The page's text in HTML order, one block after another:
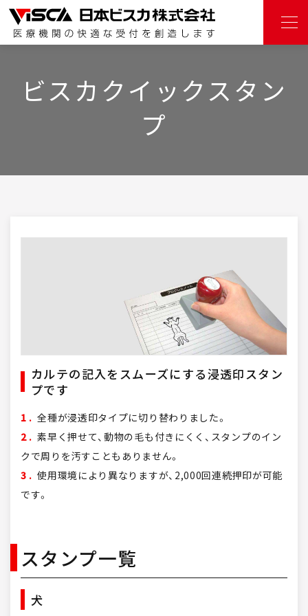
ビスカクイックスタン
プ
カルテの記入をスムーズにする浸透印スタン
プです
1 . 全種が浸透印タイプに切り替わりました。
2 . 素早く押せて、動物の毛も付きにくく、スタンプのイン
クで周りを汚すこともありません。
3 . 使用環境により異なりますが、2,000回連続押印が可能
です。
スタンプ一覧
犬